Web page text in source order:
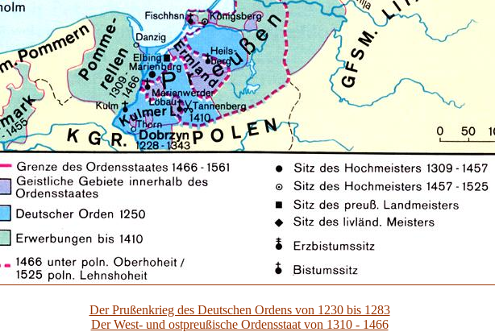
Der Prußenkrieg des Deutschen Ordens von 1230 bis 1283
Der West- und ostpreußische Ordensstaat von 1310 - 1466